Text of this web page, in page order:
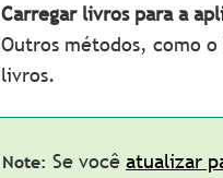
Carregar livros para a
Outros métodos, como
livros.
Se você atualizar